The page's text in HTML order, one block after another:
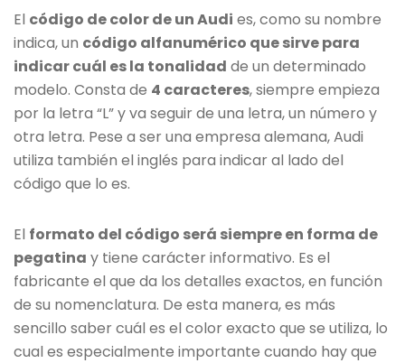
El código de color de un Audi es, como su nombre
indica, un código alfanumérico que sirve para
indicar cuál es la tonalidad de un determinado
modelo. Consta de 4 caracteres, siempre empieza
por la letra “L” y va seguir de una letra, un número y
otra letra. Pese a ser una empresa alemana, Audi
utiliza también el inglés para indicar al lado del
código que lo es.
El formato del código será siempre en forma de
pegatina y tiene carácter informativo. Es el
fabricante el que da los detalles exactos, en función
de su nomenclatura. De esta manera, es más
sencillo saber cuál es el color exacto que se utiliza, lo
cual es especialmente importante cuando hay que